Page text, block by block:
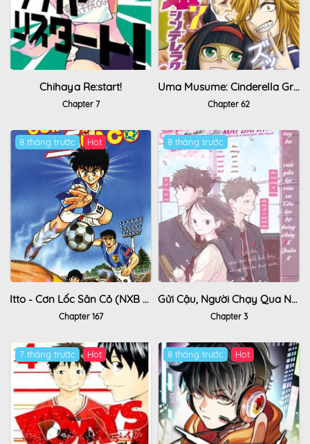
Chihaya Re:start!
Chapter 7
Uma Musume: Cinderella Gray
Chapter 62
8 tháng trước Hot
Itto - Cơn Lốc Sân Cỏ (NXB Kim Đồng)
Chapter 167
8 tháng trước
Gửi Cậu, Người Chạy Qua Những Giấc Mơ Mùa Xuân
Chapter 3
7 tháng trước Hot 8 tháng trước Hot